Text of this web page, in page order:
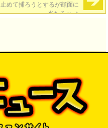
止めて捕ろうとするが顔面に
当たるｗ→